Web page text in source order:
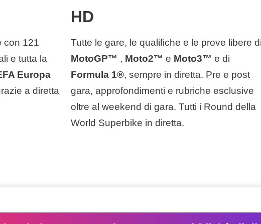
con 121
e tutta la
Europa
a diretta
HD
Tutte le gare, le qualifiche e le prove libere di
MotoGP™ , Moto2™ e Moto3™ e di
Formula 1®, sempre in diretta. Pre e post
gara, approfondimenti e rubriche esclusive
oltre al weekend di gara. Tutti i Round della
World Superbike in diretta.